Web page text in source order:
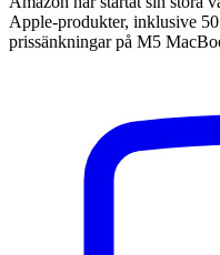
Apple-produkter, inklusive
prissänkningar på M5